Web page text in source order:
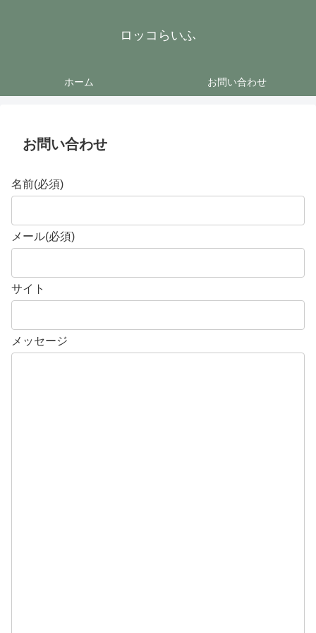
ロッコらいふ
ホーム お問い合わせ
お問い合わせ
名前(必須)
メール(必須)
サイト
メッセージ